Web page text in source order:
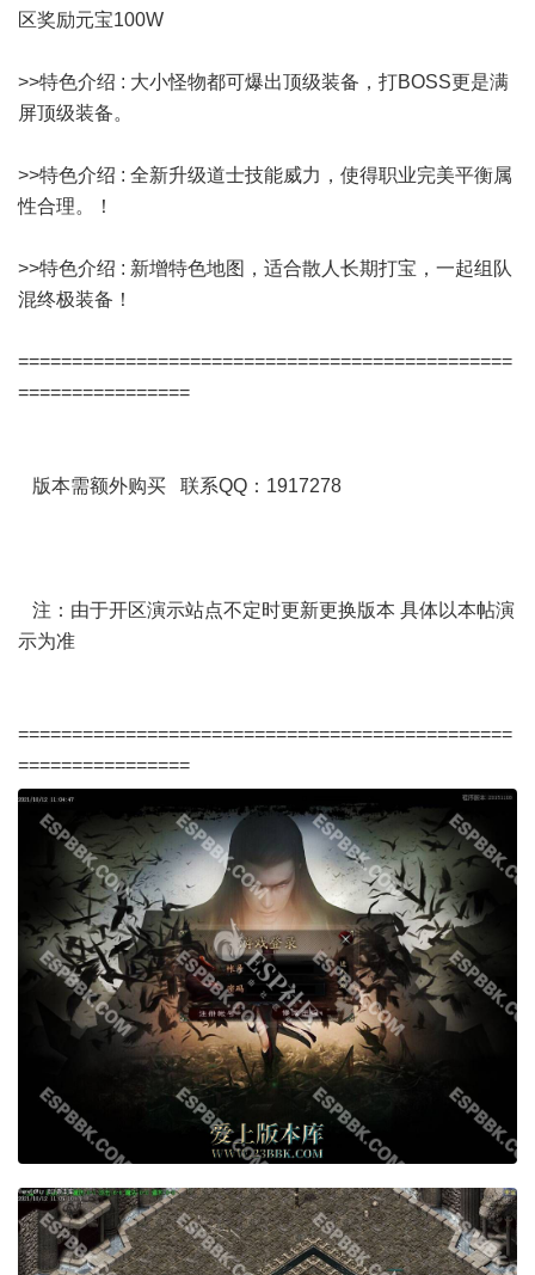
区奖励元宝100W
>>特色介绍 : 大小怪物都可爆出顶级装备，打BOSS更是满
屏顶级装备。
>>特色介绍 : 全新升级道士技能威力，使得职业完美平衡属
性合理。！
>>特色介绍 : 新增特色地图，适合散人长期打宝，一起组队
混终极装备！
==============================================
================
版本需额外购买 联系QQ：1917278
注：由于开区演示站点不定时更新更换版本 具体以本帖演
示为准
==============================================
================